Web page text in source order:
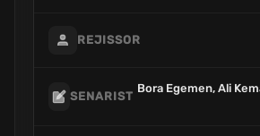
REJISSOR
SENARIST
Bora Egemen, Ali